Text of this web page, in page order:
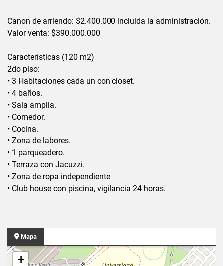
Canon de arriendo: $2.400.000 incluida la administración.
Valor venta: $390.000.000
Características (120 m2)
2do piso:
• 3 Habitaciones cada un con closet.
• 4 baños.
• Sala amplia.
• Comedor.
• Cocina.
• Zona de labores.
• 1 parqueadero.
• Terraza con Jacuzzi.
• Zona de ropa independiente.
• Club house con piscina, vigilancia 24 horas.
Mapa
+